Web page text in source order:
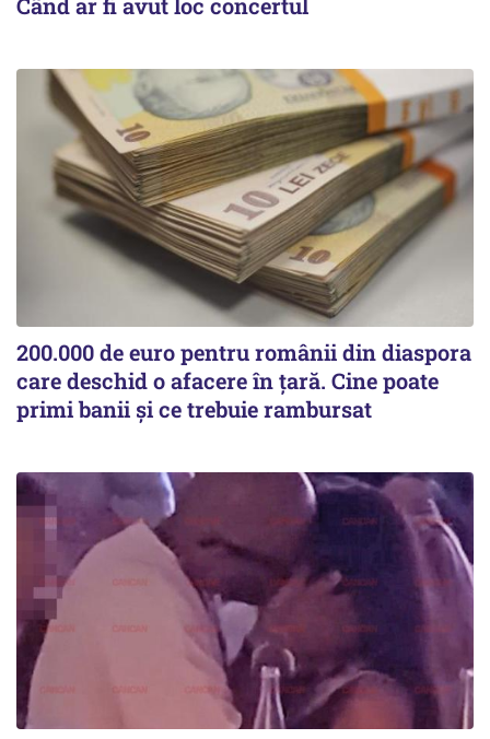
Când ar fi avut loc concertul
200.000 de euro pentru românii din diaspora
care deschid o afacere în țară. Cine poate
primi banii și ce trebuie rambursat